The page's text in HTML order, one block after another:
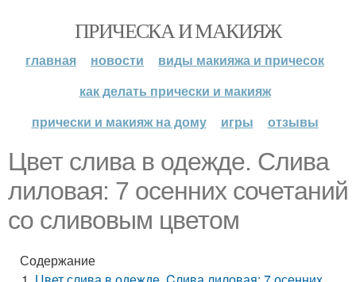
ПРИЧЕСКА И МАКИЯЖ
главная новости
виды макияжа и причесок
как делать прически и макияж
прически и макияж на дому
игры отзывы
Цвет слива в одежде. Cлива
лиловая: 7 осенних сочетаний
со сливовым цветом
Содержание